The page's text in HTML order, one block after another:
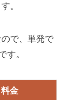
。
で、単発で
す。
料金